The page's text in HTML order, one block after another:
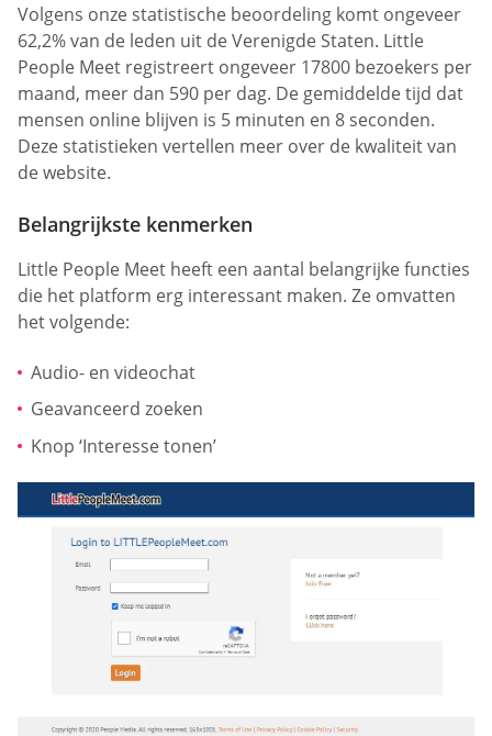
Volgens onze statistische beoordeling komt ongeveer
62,2% van de leden uit de Verenigde Staten. Little
People Meet registreert ongeveer 17800 bezoekers per
maand, meer dan 590 per dag. De gemiddelde tijd dat
mensen online blijven is 5 minuten en 8 seconden.
Deze statistieken vertellen meer over de kwaliteit van
de website.
Belangrijkste kenmerken
Little People Meet heeft een aantal belangrijke functies
die het platform erg interessant maken. Ze omvatten
het volgende:
Audio- en videochat
Geavanceerd zoeken
Knop ‘Interesse tonen’